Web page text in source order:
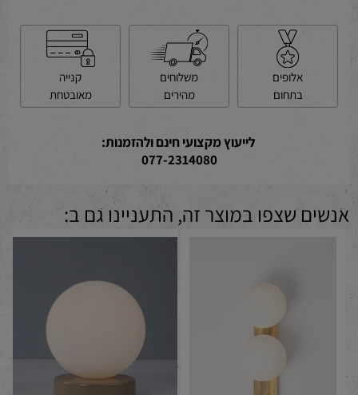
אלופים
בתחום
משלוחים
מהירים
קנייה
מאובטחת
לייעוץ מקצועי חינם ולהזמנות:
077-2314080
אנשים שצפו במוצר זה, התעניינו גם ב: